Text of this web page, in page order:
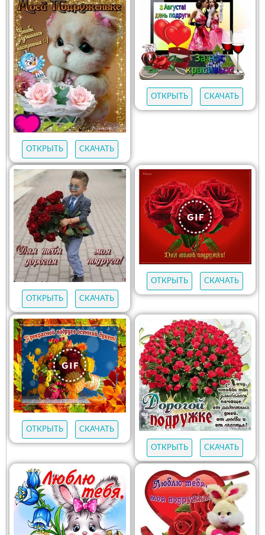
ОТКРЫТЬ СКАЧАТЬ
ОТКРЫТЬ СКАЧАТЬ
ОТКРЫТЬ СКАЧАТЬ
ОТКРЫТЬ СКАЧАТЬ
ОТКРЫТЬ СКАЧАТЬ
ОТКРЫТЬ СКАЧАТЬ